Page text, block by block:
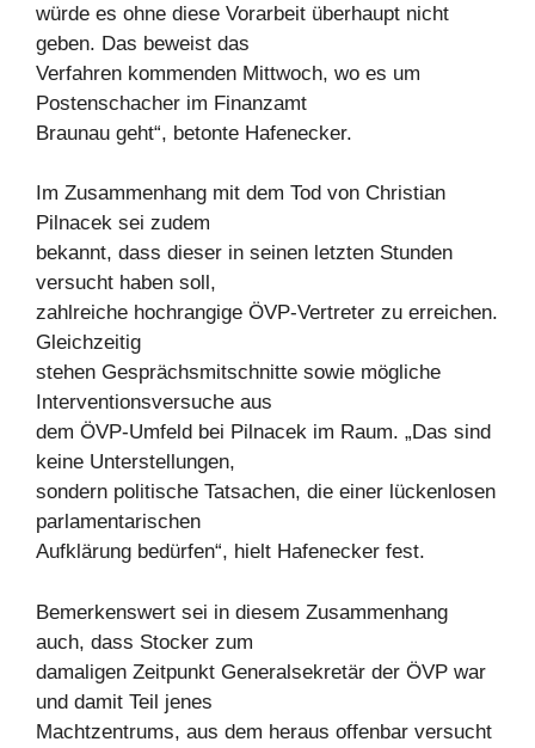
würde es ohne diese Vorarbeit überhaupt nicht
geben. Das beweist das
Verfahren kommenden Mittwoch, wo es um
Postenschacher im Finanzamt
Braunau geht“, betonte Hafenecker.
Im Zusammenhang mit dem Tod von Christian
Pilnacek sei zudem
bekannt, dass dieser in seinen letzten Stunden
versucht haben soll,
zahlreiche hochrangige ÖVP-Vertreter zu erreichen.
Gleichzeitig
stehen Gesprächsmitschnitte sowie mögliche
Interventionsversuche aus
dem ÖVP-Umfeld bei Pilnacek im Raum. „Das sind
keine Unterstellungen,
sondern politische Tatsachen, die einer lückenlosen
parlamentarischen
Aufklärung bedürfen“, hielt Hafenecker fest.
Bemerkenswert sei in diesem Zusammenhang
auch, dass Stocker zum
damaligen Zeitpunkt Generalsekretär der ÖVP war
und damit Teil jenes
Machtzentrums, aus dem heraus offenbar versucht